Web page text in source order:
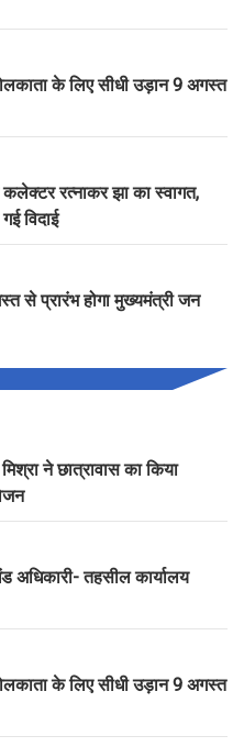
के लिए सीधी उड़ान 9 अगस्त
रत्नाकर झा का स्वागत,
विदाई
से प्रारंभ होगा मुख्यमंत्री जन
ने छात्रावास का किया
तहसील कार्यालय
के लिए सीधी उड़ान 9 अगस्त